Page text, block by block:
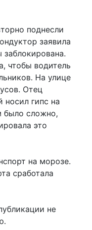
поднесли
заявила
чтобы водитель
На улице
Отец
носил гипс на
было сложно,
это
на морозе.
сработала
не